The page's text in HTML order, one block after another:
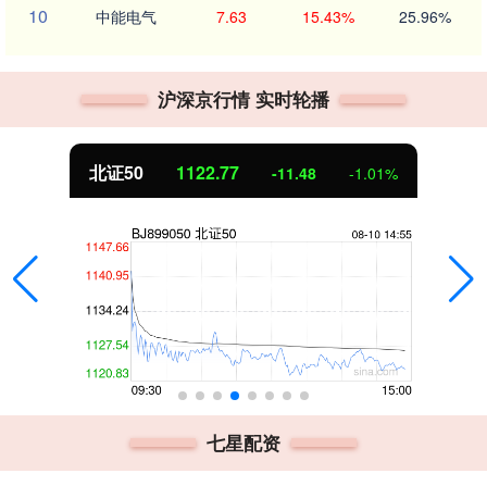
10 中能电气 7.63 15.43% 25.96%
沪深京行情 实时轮播
北证50 1122.77 -11.48 -1.01%
七星配资